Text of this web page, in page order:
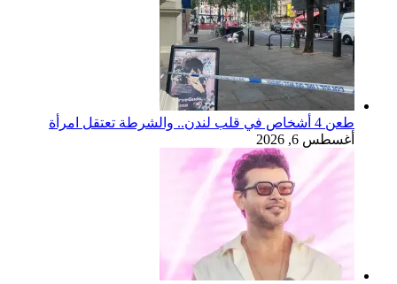
طعن 4 أشخاص في قلب لندن.. والشرطة تعتقل امرأة
أغسطس 6, 2026